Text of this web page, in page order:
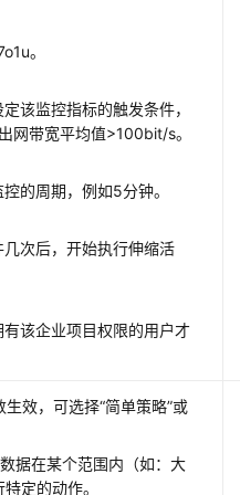
。
该监控指标的触发条件，
网带宽平均值>100bit/s。
的周期，例如5分钟。
次后，开始执行伸缩活
该企业项目权限的用户才
效，可选择“简单策略”或
据在某个范围内（如：大
定的动作。